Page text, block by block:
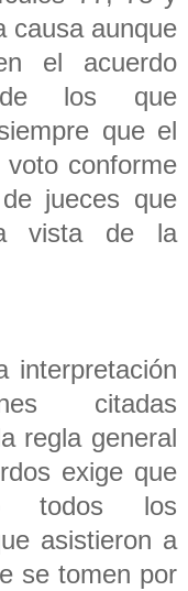
causa aunque
el acuerdo
los que
que el
conforme
jueces que
vista de la
interpretación
citadas
regla general
exige que
todos los
asistieron a
se tomen por